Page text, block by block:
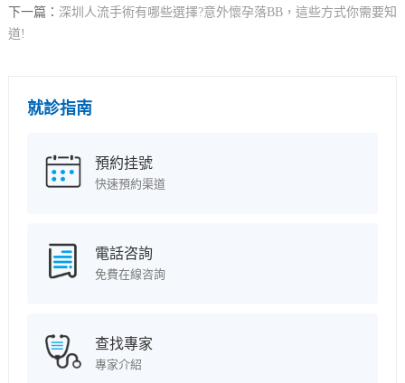
下一篇： 深圳人流手術有哪些選擇?意外懷孕落BB，這些方式你需要知
道!
就診指南
預約挂號
快速預約渠道
電話咨詢
免費在線咨詢
查找專家
專家介紹